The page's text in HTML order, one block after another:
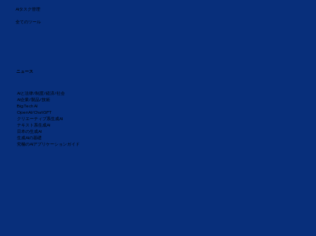
全てのツール
AIタスク管理
AIと法律/制度/経済/社会
AI企業/製品/技術
Big Tech AI
OpenAI/ChatGPT
クリエーティブ系生成AI
テキスト系生成AI
日本の生成AI
生成AIの基礎
究極のAIアプリケーションガイド
ニュース